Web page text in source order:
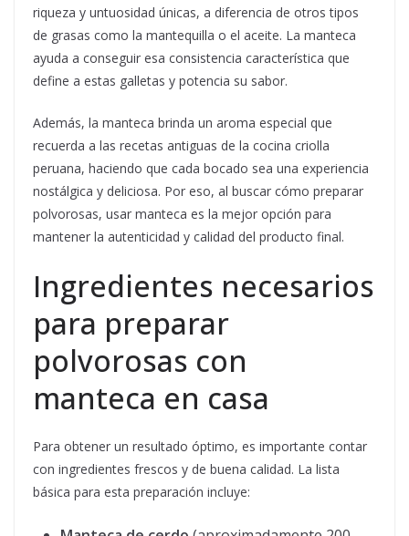
riqueza y untuosidad únicas, a diferencia de otros tipos
de grasas como la mantequilla o el aceite. La manteca
ayuda a conseguir esa consistencia característica que
define a estas galletas y potencia su sabor.
Además, la manteca brinda un aroma especial que
recuerda a las recetas antiguas de la cocina criolla
peruana, haciendo que cada bocado sea una experiencia
nostálgica y deliciosa. Por eso, al buscar cómo preparar
polvorosas, usar manteca es la mejor opción para
mantener la autenticidad y calidad del producto final.
Ingredientes necesarios
para preparar
polvorosas con
manteca en casa
Para obtener un resultado óptimo, es importante contar
con ingredientes frescos y de buena calidad. La lista
básica para esta preparación incluye: